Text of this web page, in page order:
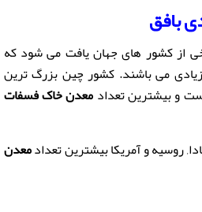
بافق
از کشور های جهان یافت می شود که
می باشند. کشور چین بزرگ ترین
و بیشترین تعدادمعدن خاک فسفات
روسیه و آمریکا بیشترین تعدادمعدن